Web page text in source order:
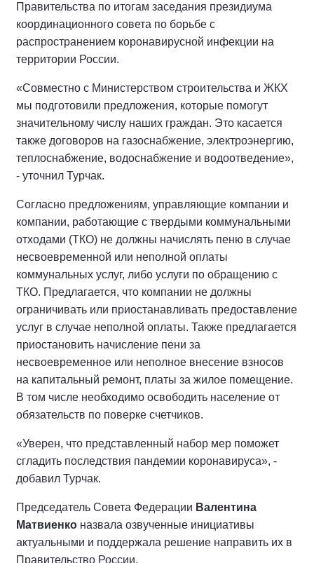
Правительства по итогам заседания президиума
координационного совета по борьбе с
распространением коронавирусной инфекции на
территории России.
«Совместно с Министерством строительства и ЖКХ
мы подготовили предложения, которые помогут
значительному числу наших граждан. Это касается
также договоров на газоснабжение, электроэнергию,
теплоснабжение, водоснабжение и водоотведение»,
- уточнил Турчак.
Согласно предложениям, управляющие компании и
компании, работающие с твердыми коммунальными
отходами (ТКО) не должны начислять пеню в случае
несвоевременной или неполной оплаты
коммунальных услуг, либо услуги по обращению с
ТКО. Предлагается, что компании не должны
ограничивать или приостанавливать предоставление
услуг в случае неполной оплаты. Также предлагается
приостановить начисление пени за
несвоевременное или неполное внесение взносов
на капитальный ремонт, платы за жилое помещение.
В том числе необходимо освободить население от
обязательств по поверке счетчиков.
«Уверен, что представленный набор мер поможет
сгладить последствия пандемии коронавируса», -
добавил Турчак.
Председатель Совета Федерации Валентина
Матвиенко назвала озвученные инициативы
актуальными и поддержала решение направить их в
Правительство России.